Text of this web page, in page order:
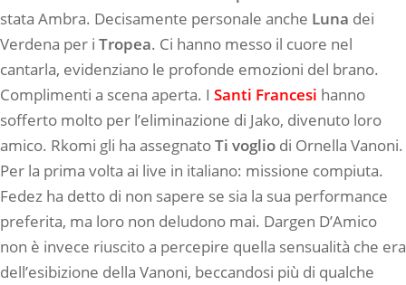
stata Ambra. Decisamente personale anche Luna dei
Verdena per i Tropea. Ci hanno messo il cuore nel
cantarla, evidenziano le profonde emozioni del brano.
Complimenti a scena aperta. I Santi Francesi hanno
sofferto molto per l’eliminazione di Jako, divenuto loro
amico. Rkomi gli ha assegnatoTi voglio di Ornella Vanoni.
Per la prima volta ai live in italiano: missione compiuta.
Fedez ha detto di non sapere se sia la sua performance
preferita, ma loro non deludono mai. Dargen D’Amico
non è invece riuscito a percepire quella sensualità che era
dell’esibizione della Vanoni, beccandosi più di qualche